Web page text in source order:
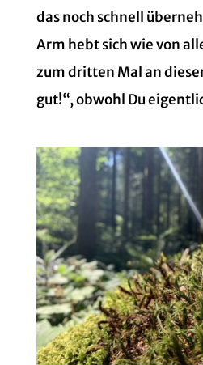
das noch schnell
Arm hebt sich wie von
zum dritten Mal an
gut!“, obwohl Du